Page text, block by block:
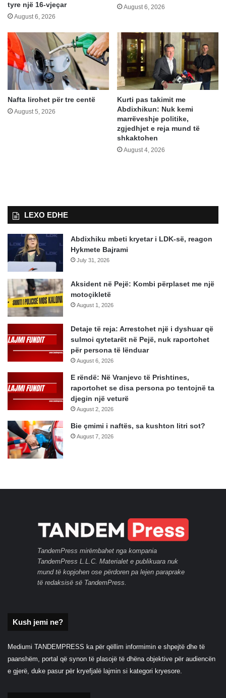
tyre një 16-vjeçar
August 6, 2026
August 6, 2026
Nafta lirohet për tre centë
August 5, 2026
Kurti pas takimit me
Abdixhikun: Nuk kemi
marrëveshje politike,
zgjedhjet e reja mund të
shkaktohen
August 4, 2026
LEXO EDHE
Abdixhiku mbeti kryetar i LDK-së, reagon
Hykmete Bajrami
July 31, 2026
Aksident në Pejë: Kombi përplaset me një
motoçikletë
August 1, 2026
Detaje të reja: Arrestohet një i dyshuar që
sulmoi qytetarët në Pejë, nuk raportohet
për persona të lënduar
August 6, 2026
E rëndë: Në Vranjevc të Prishtines,
raportohet se disa persona po tentojnë ta
djegin një veturë
August 2, 2026
Bie çmimi i naftës, sa kushton litri sot?
August 7, 2026
TandemPress mirëmbahet nga kompania
TandemPress L.L.C. Materialet e publikuara nuk
mund të kopjohen ose përdoren pa lejen paraprake
të redaksisë së TandemPress.
Kush jemi ne?
Mediumi TANDEMPRESS ka për qëllim informimin e shpejtë dhe të
paanshëm, portal që synon të plasojë të dhëna objektive për audiencën
e gjerë, duke pasur për kryefjalë lajmin si kategori kryesore.